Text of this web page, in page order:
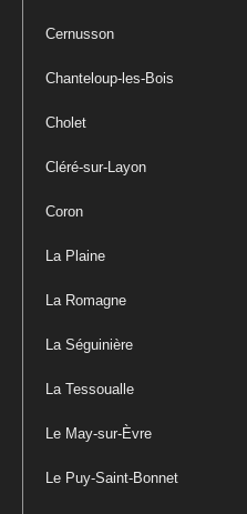
Cernusson
Chanteloup-les-Bois
Cholet
Cléré-sur-Layon
Coron
La Plaine
La Romagne
La Séguinière
La Tessoualle
Le May-sur-Èvre
Le Puy-Saint-Bonnet